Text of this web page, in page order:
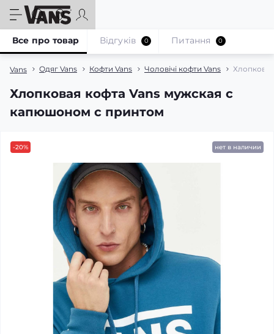
Vans Одяг Vans Кофти Vans Чоловічі кофти Vans
Хлопковая кофта Vans мужская с
капюшоном с принтом
Все про товар Відгуків 0 Питання 0
-20% нет в наличии